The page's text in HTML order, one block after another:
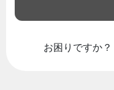
お困りですか？